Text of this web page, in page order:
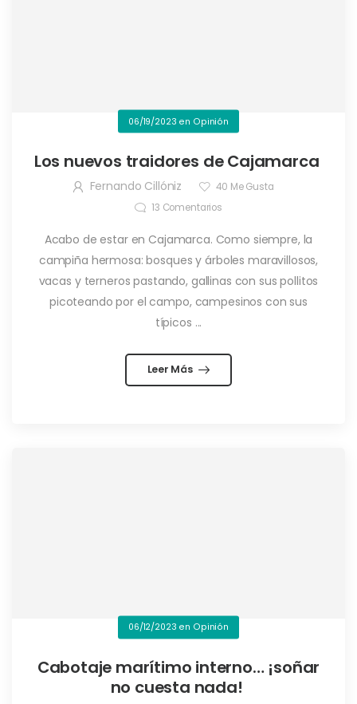
06/19/2023 en Opinión
Los nuevos traidores de Cajamarca
Fernando Cillóniz 40 Me Gusta
13 Comentarios
Acabo de estar en Cajamarca. Como siempre, la
campiña hermosa: bosques y árboles maravillosos,
vacas y terneros pastando, gallinas con sus pollitos
picoteando por el campo, campesinos con sus
típicos ...
Leer Más
06/12/2023 en Opinión
Cabotaje marítimo interno… ¡soñar
no cuesta nada!